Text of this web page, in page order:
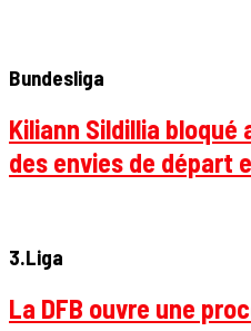
Bundesliga
Kiliann Sildillia bloqué
des envies de départ
3.Liga
La DFB ouvre une